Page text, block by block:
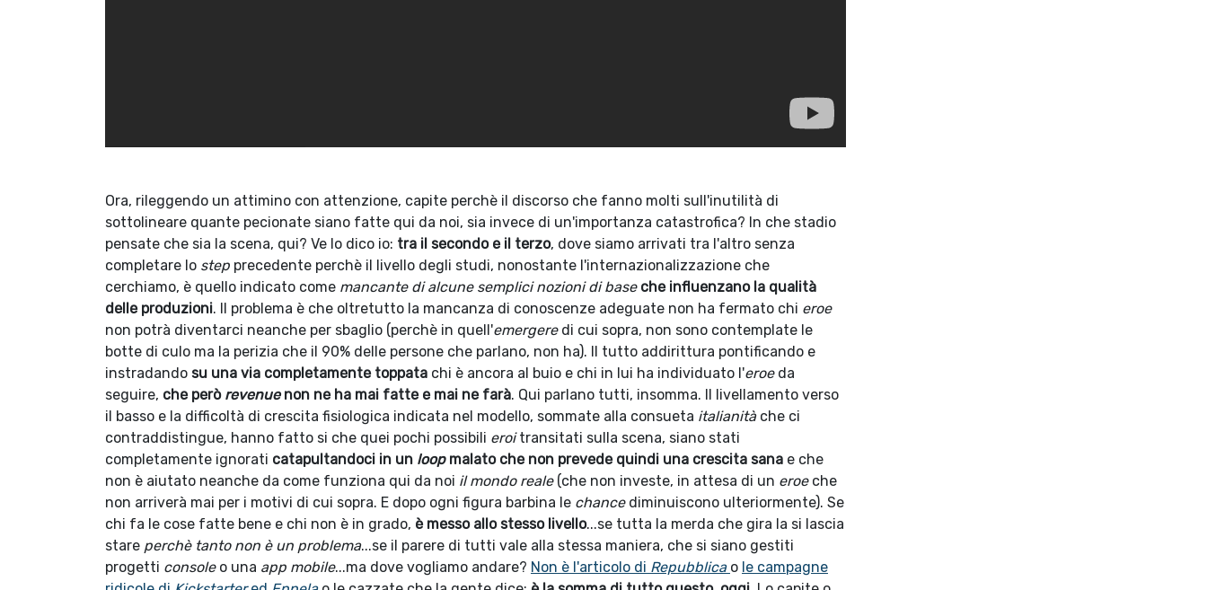
Ora, rileggendo un attimino con attenzione, capite perchè il discorso che fanno molti sull'inutilità di
sottolineare quante pecionate siano fatte qui da noi, sia invece di un'importanza catastrofica? In che stadio
pensate che sia la scena, qui? Ve lo dico io: tra il secondo e il terzo, dove siamo arrivati tra l'altro senza
completare lo step precedente perchè il livello degli studi, nonostante l'internazionalizzazione che
cerchiamo, è quello indicato come mancante di alcune semplici nozioni di base che influenzano la qualità
delle produzioni. Il problema è che oltretutto la mancanza di conoscenze adeguate non ha fermato chi eroe
non potrà diventarci neanche per sbaglio (perchè in quell'emergeredi cui sopra, non sono contemplate le
botte di culo ma la perizia che il 90% delle persone che parlano, non ha). Il tutto addirittura pontificando e
instradando su una via completamente toppata chi è ancora al buio e chi in lui ha individuato l'eroe da
seguire, che però revenuenon ne ha mai fatte e mai ne farà. Qui parlano tutti, insomma. Il livellamento verso
il basso e la difficoltà di crescita fisiologica indicata nel modello, sommate alla consueta italianitàche ci
contraddistingue, hanno fatto si che quei pochi possibili eroitransitati sulla scena, siano stati
completamente ignorati catapultandoci in un loopmalato che non prevede quindi una crescita sana e che
non è aiutato neanche da come funziona qui da noi il mondo reale(che non investe, in attesa di un eroeche
non arriverà mai per i motivi di cui sopra. E dopo ogni figura barbina le chancediminuiscono ulteriormente). Se
chi fa le cose fatte bene e chi non è in grado, è messo allo stesso livello...se tutta la merda che gira la si lascia
stare perchè tanto non è un problema...se il parere di tutti vale alla stessa maniera, che si siano gestiti
progetti consoleo una app mobile...ma dove vogliamo andare? Non è l'articolo di Repubblica o le campagne